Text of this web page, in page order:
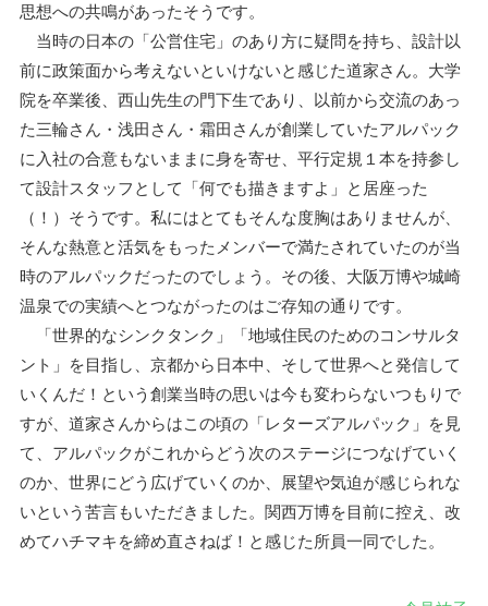
思想への共鳴があったそうです。
当時の日本の「公営住宅」のあり方に疑問を持ち、設計以
前に政策面から考えないといけないと感じた道家さん。大学
院を卒業後、西山先生の門下生であり、以前から交流のあっ
た三輪さん・浅田さん・霜田さんが創業していたアルパック
に入社の合意もないままに身を寄せ、平行定規１本を持参し
て設計スタッフとして「何でも描きますよ」と居座った
（！）そうです。私にはとてもそんな度胸はありませんが、
そんな熱意と活気をもったメンバーで満たされていたのが当
時のアルパックだったのでしょう。その後、大阪万博や城崎
温泉での実績へとつながったのはご存知の通りです。
「世界的なシンクタンク」「地域住民のためのコンサルタ
ント」を目指し、京都から日本中、そして世界へと発信して
いくんだ！という創業当時の思いは今も変わらないつもりで
すが、道家さんからはこの頃の「レターズアルパック」を見
て、アルパックがこれからどう次のステージにつなげていく
のか、世界にどう広げていくのか、展望や気迫が感じられな
いという苦言もいただきました。関西万博を目前に控え、改
めてハチマキを締め直さねば！と感じた所員一同でした。